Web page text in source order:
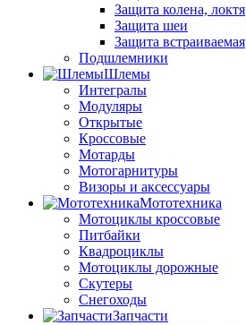
Защита колена, локтя
Защита шеи
Защита встраиваемая
Подшлемники
Шлемы
Интегралы
Модуляры
Открытые
Кроссовые
Мотарды
Мотогарнитуры
Визоры и аксессуары
Мототехника
Мотоциклы кроссовые
Питбайки
Квадроциклы
Мотоциклы дорожные
Скутеры
Снегоходы
Запчасти